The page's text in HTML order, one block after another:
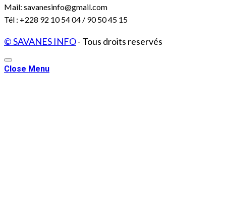
Mail: savanesinfo@gmail.com
Tél : +228 92 10 54 04 / 90 50 45 15
© SAVANES INFO- Tous droits reservés
Close Menu